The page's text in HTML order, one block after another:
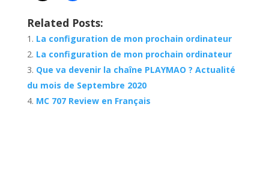
Related Posts:
La configuration de mon prochain ordinateur
La configuration de mon prochain ordinateur
Que va devenir la chaîne PLAYMAO ? Actualité
du mois de Septembre 2020
MC 707 Review en Français